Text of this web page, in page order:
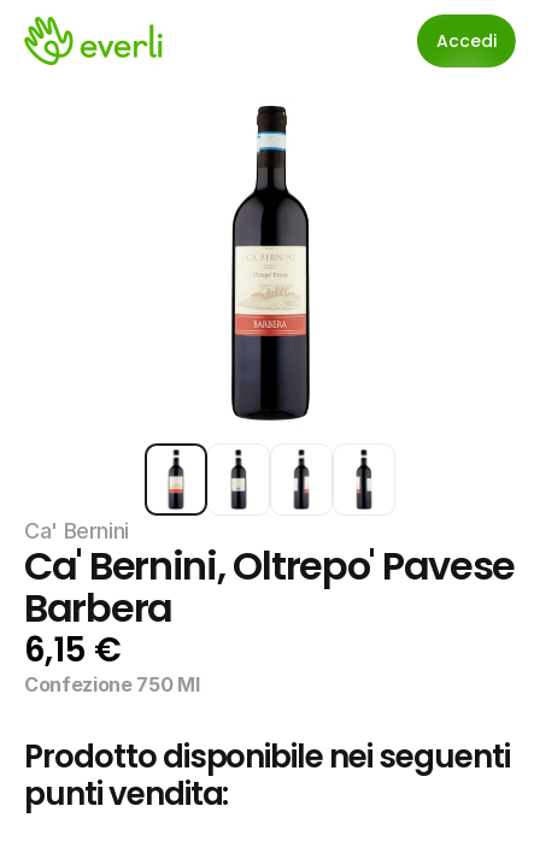
Accedi
Ca' Bernini
Ca' Bernini, Oltrepo' Pavese
Barbera
6,15 €
Confezione 750 Ml
Prodotto disponibile nei seguenti
punti vendita: